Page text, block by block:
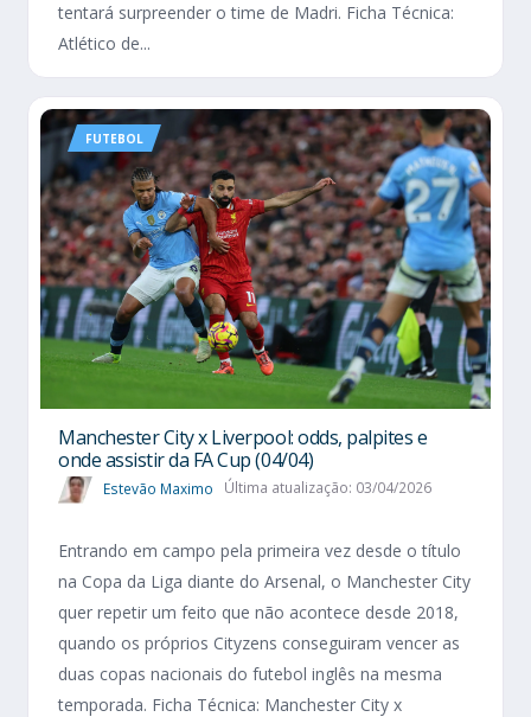
tentará surpreender o time de Madri. Ficha Técnica:
Atlético de...
FUTEBOL
Manchester City x Liverpool: odds, palpites e
onde assistir da FA Cup (04/04)
Estevão Maximo Última atualização: 03/04/2026
Entrando em campo pela primeira vez desde o título
na Copa da Liga diante do Arsenal, o Manchester City
quer repetir um feito que não acontece desde 2018,
quando os próprios Cityzens conseguiram vencer as
duas copas nacionais do futebol inglês na mesma
temporada. Ficha Técnica: Manchester City x